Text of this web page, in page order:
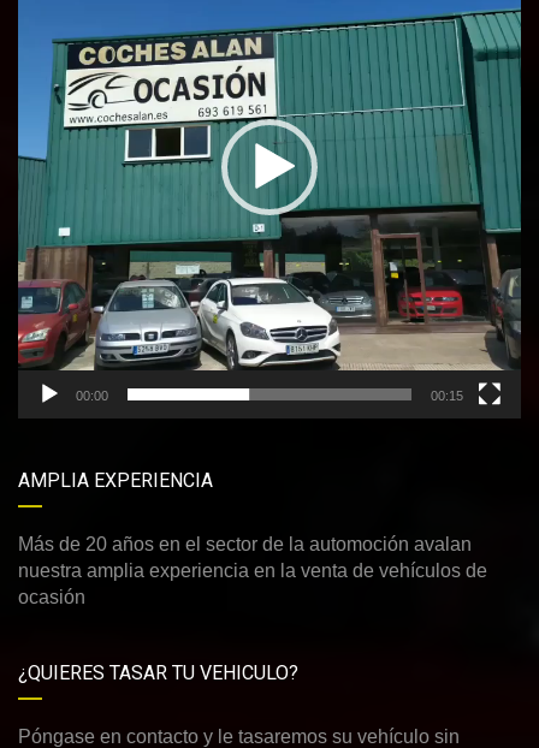
00:00 00:15
AMPLIA EXPERIENCIA
Más de 20 años en el sector de la automoción avalan
nuestra amplia experiencia en la venta de vehículos de
ocasión
¿QUIERES TASAR TU VEHICULO?
Póngase en contacto y le tasaremos su vehículo sin